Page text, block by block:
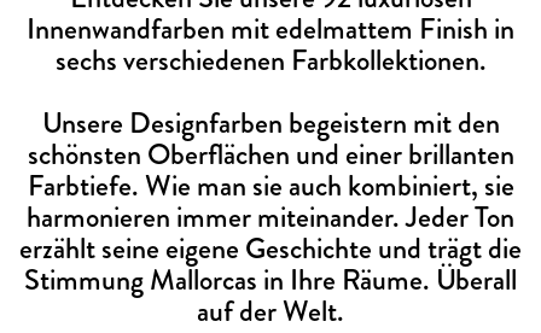
Innenwandfarben mit edelmattem Finish in
sechs verschiedenen Farbkollektionen.
Unsere Designfarben begeistern mit den
schönsten Oberflächen und einer brillanten
Farbtiefe. Wie man sie auch kombiniert, sie
harmonieren immer miteinander. Jeder Ton
erzählt seine eigene Geschichte und trägt die
Stimmung Mallorcas in Ihre Räume. Überall
auf der Welt.